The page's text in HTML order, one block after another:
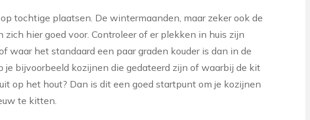
tochtige plaatsen. De wintermaanden, maar zeker ook de
zich hier goed voor. Controleer of er plekken in huis zijn
waar het standaard een paar graden kouder is dan in de
je bijvoorbeeld kozijnen die gedateerd zijn of waarbij de kit
op het hout? Dan is dit een goed startpunt om je kozijnen
te kitten.